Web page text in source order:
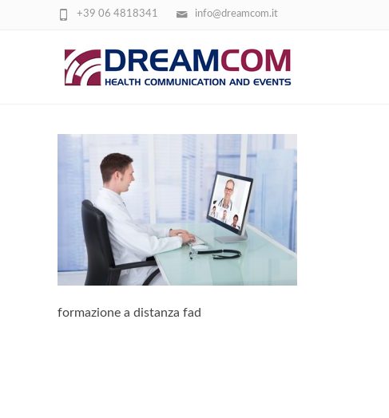
info@dreamcom.it
+39 06 4818341
FORMAZIONE A DISTANZA FAD
formazione a distanza fad